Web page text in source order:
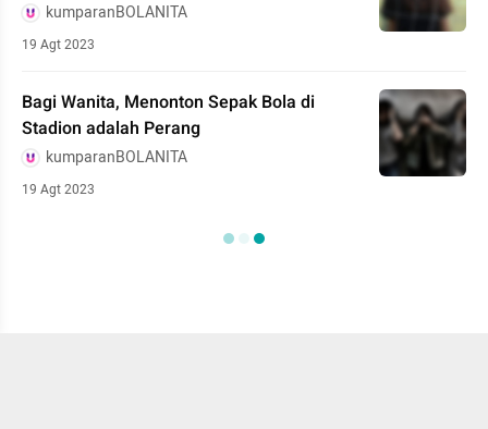
kumparanBOLANITA
19 Agt 2023
Bagi Wanita, Menonton Sepak Bola di
Stadion adalah Perang
kumparanBOLANITA
19 Agt 2023